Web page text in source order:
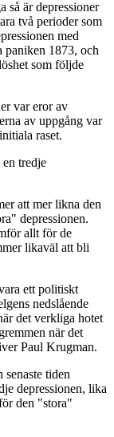
så är depressioner
två perioder som
med
paniken 1873, och
som följde
var eror av
av uppgång var
raset.
tredje
att mer likna den
depressionen.
allt för de
likaväl att bli
ett politiskt
nedslående
det verkliga hotet
när det
Paul Krugman.
tiden
depressionen, lika
den "stora"